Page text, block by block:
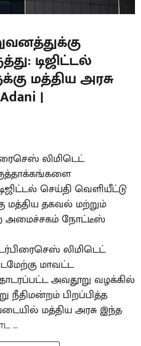
டிஜிட்டல்
மத்திய அரசு
|
லிமிடெட்
செய்தி வெளியீட்டு
மத்திய தகவல் மற்றும்
அமைச்சகம் நோட்டீஸ்
லிமிடெட்
மாவட்ட
அவதூறு வழக்கில்
நீதிமன்றம் பிறப்பித்த
மத்திய அரசு இந்த
...